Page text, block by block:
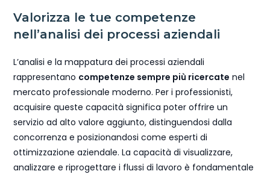
Valorizza le tue competenze
nell’analisi dei processi aziendali
L’analisi e la mappatura dei processi aziendali
rappresentano competenze sempre più ricercate nel
mercato professionale moderno. Per i professionisti,
acquisire queste capacità significa poter offrire un
servizio ad alto valore aggiunto, distinguendosi dalla
concorrenza e posizionandosi come esperti di
ottimizzazione aziendale. La capacità di visualizzare,
analizzare e riprogettare i flussi di lavoro è fondamentale